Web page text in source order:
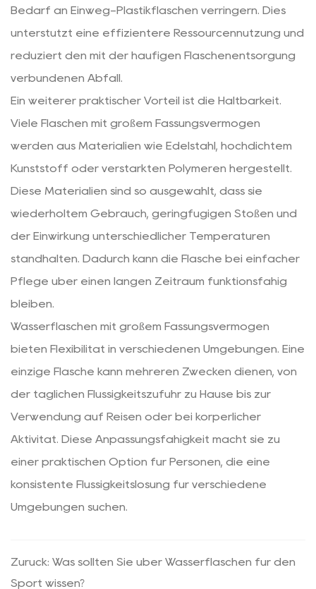
Bedarf an Einweg-Plastikflaschen verringern. Dies
unterstützt eine effizientere Ressourcennutzung und
reduziert den mit der häufigen Flaschenentsorgung
verbundenen Abfall.
Ein weiterer praktischer Vorteil ist die Haltbarkeit.
Viele Flaschen mit großem Fassungsvermögen
werden aus Materialien wie Edelstahl, hochdichtem
Kunststoff oder verstärkten Polymeren hergestellt.
Diese Materialien sind so ausgewählt, dass sie
wiederholtem Gebrauch, geringfügigen Stößen und
der Einwirkung unterschiedlicher Temperaturen
standhalten. Dadurch kann die Flasche bei einfacher
Pflege über einen langen Zeitraum funktionsfähig
bleiben.
Wasserflaschen mit großem Fassungsvermögen
bieten Flexibilität in verschiedenen Umgebungen. Eine
einzige Flasche kann mehreren Zwecken dienen, von
der täglichen Flüssigkeitszufuhr zu Hause bis zur
Verwendung auf Reisen oder bei körperlicher
Aktivität. Diese Anpassungsfähigkeit macht sie zu
einer praktischen Option für Personen, die eine
konsistente Flüssigkeitslösung für verschiedene
Umgebungen suchen.
Zurück: Was sollten Sie über Wasserflaschen für den
Sport wissen?